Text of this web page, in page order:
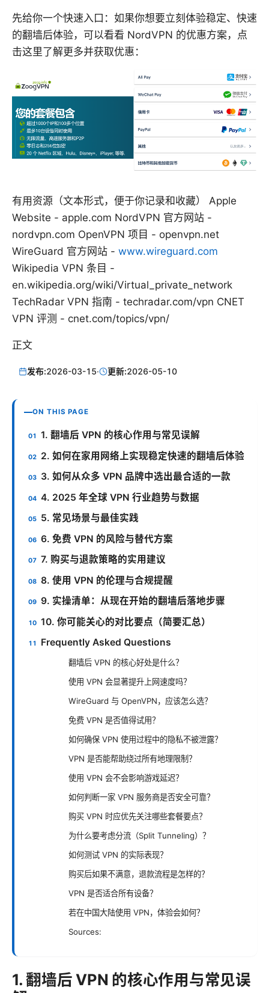
先给你一个快速入口：如果你想要立刻体验稳定、快速
的翻墙后体验，可以看看 NordVPN 的优惠方案，点
击这里了解更多并获取优惠：
有用资源（文本形式，便于你记录和收藏） Apple
Website - apple.com NordVPN 官方网站 -
nordvpn.com OpenVPN 项目 - openvpn.net
WireGuard 官方网站 - www.wireguard.com
Wikipedia VPN 条目 -
en.wikipedia.org/wiki/Virtual_private_network
TechRadar VPN 指南 - techradar.com/vpn CNET
VPN 评测 - cnet.com/topics/vpn/
正文
发布:2026-03-15· 更新:2026-05-10
ON THIS PAGE
1. 翻墙后 VPN 的核心作用与常见误解
2. 如何在家用网络上实现稳定快速的翻墙后体验
3. 如何从众多 VPN 品牌中选出最合适的一款
4. 2025 年全球 VPN 行业趋势与数据
5. 常见场景与最佳实践
6. 免费 VPN 的风险与替代方案
7. 购买与退款策略的实用建议
8. 使用 VPN 的伦理与合规提醒
9. 实操清单：从现在开始的翻墙后落地步骤
10. 你可能关心的对比要点（简要汇总）
Frequently Asked Questions
翻墙后 VPN 的核心好处是什么？
使用 VPN 会显著提升上网速度吗？
WireGuard 与 OpenVPN，应该怎么选？
免费 VPN 是否值得试用？
如何确保 VPN 使用过程中的隐私不被泄露？
VPN 是否能帮助绕过所有地理限制？
使用 VPN 会不会影响游戏延迟？
如何判断一家 VPN 服务商是否安全可靠？
购买 VPN 时应优先关注哪些套餐要点？
为什么要考虑分流（Split Tunneling）？
如何测试 VPN 的实际表现？
购买后如果不满意，退款流程是怎样的？
VPN 是否适合所有设备？
若在中国大陆使用 VPN，体验会如何？
Sources:
1. 翻墙后 VPN 的核心作用与常见误